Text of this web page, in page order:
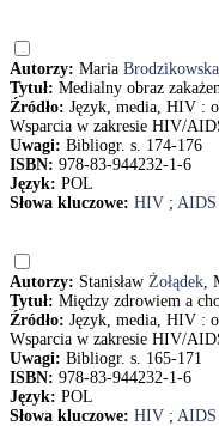
Autorzy: Maria Brodzikowska
Tytuł: Medialny obraz
Źródło: Język, media, HIV :
Wsparcia w zakresie HIV/
Uwagi: Bibliogr. s. 174-176
ISBN: 978-83-944232-1-6
Język: POL
Słowa kluczowe: HIV ; AIDS
Autorzy: Stanisław Żołądek,
Tytuł: Między zdrowiem a
Źródło: Język, media, HIV :
Wsparcia w zakresie HIV/
Uwagi: Bibliogr. s. 165-171
ISBN: 978-83-944232-1-6
Język: POL
Słowa kluczowe: HIV ; AIDS